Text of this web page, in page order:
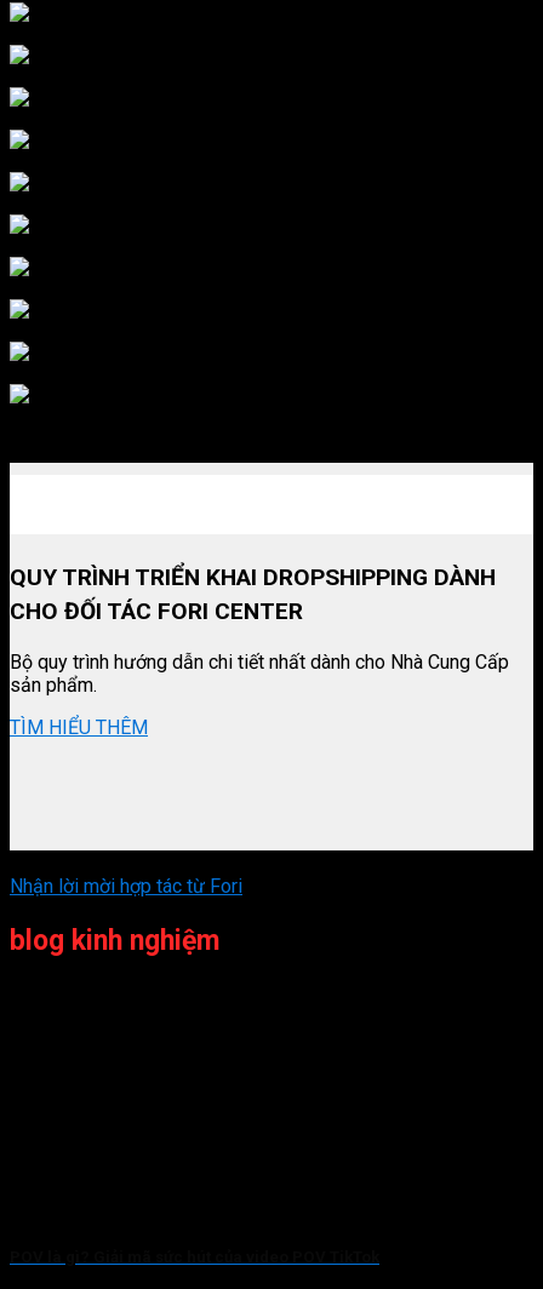
QUY TRÌNH TRIỂN KHAI DROPSHIPPING DÀNH
CHO ĐỐI TÁC FORI CENTER
Bộ quy trình hướng dẫn chi tiết nhất dành cho Nhà Cung Cấp
sản phẩm.
TÌM HIỂU THÊM
Nhận lời mời hợp tác từ Fori
blog kinh nghiệm